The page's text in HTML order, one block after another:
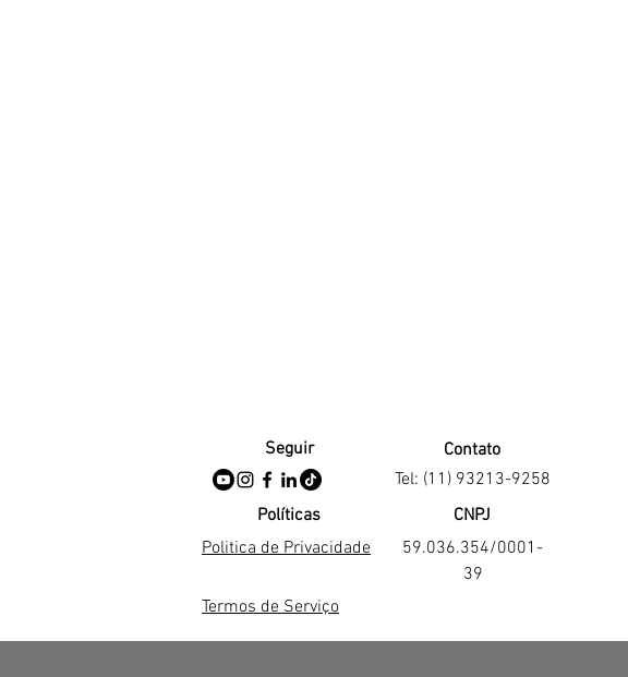
Seguir
Políticas
Politica de Privacidade
Contato
Tel: (11) 93213-9258
CNPJ
59.036.354/0001-
39
Termos de Serviço